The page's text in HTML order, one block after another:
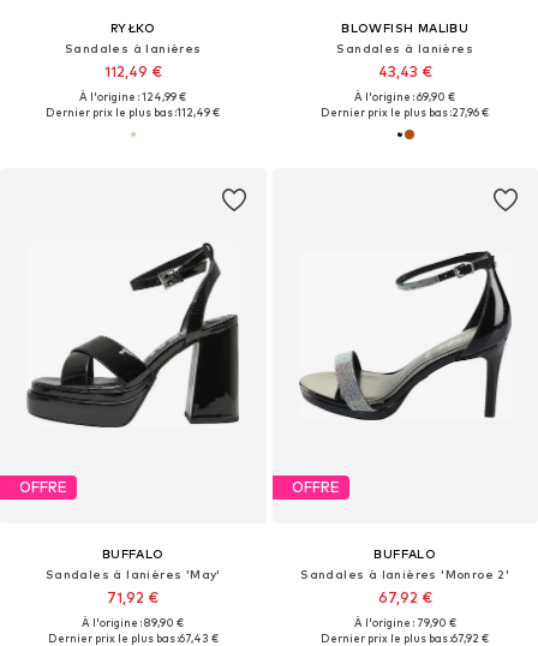
RYŁKO
Sandales à lanières
112,49 €
À l'origine : 124,99 €
Dernier prix le plus bas :112,49 €
BLOWFISH MALIBU
Sandales à lanières
43,43 €
À l'origine : 69,90 €
Dernier prix le plus bas :27,96 €
OFFRE
BUFFALO
Sandales à lanières 'May'
71,92 €
À l'origine : 89,90 €
Dernier prix le plus bas :67,43 €
OFFRE
BUFFALO
Sandales à lanières 'Monroe 2'
67,92 €
À l'origine : 79,90 €
Dernier prix le plus bas :67,92 €